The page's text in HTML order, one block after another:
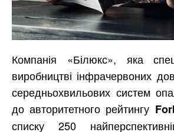
Компанія «Білюкс», яка
виробництві інфрачервоних
середньохвильових систем
до авторитетного рейтингу
списку 250